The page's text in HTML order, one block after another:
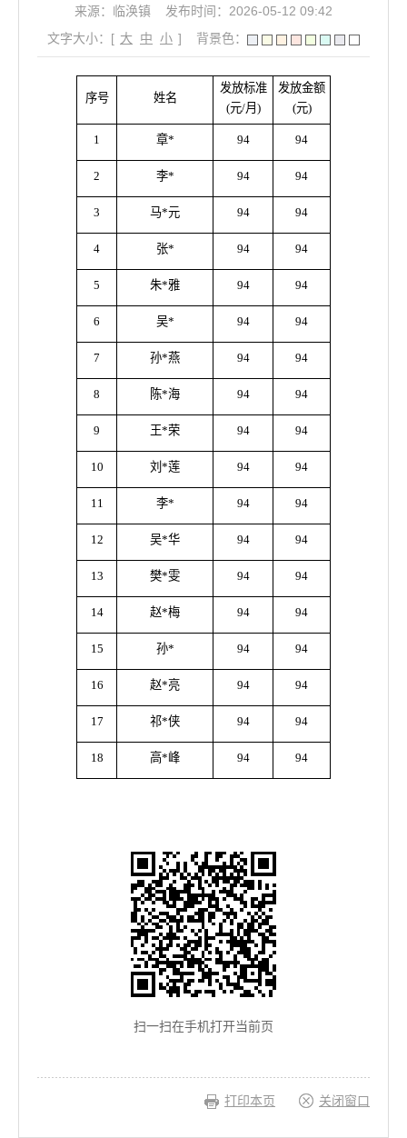
来源：临涣镇
发布时间：2026-05-12 09:42
文字大小：[ 大 中 小 ] 背景色：
序号 姓名
发放标准
(元/月)
发放金额
(元)
1 章* 94 94
2 李* 94 94
3 马*元 94 94
4 张* 94 94
5 朱*雅 94 94
6 吴* 94 94
7 孙*燕 94 94
8 陈*海 94 94
9 王*荣 94 94
10 刘*莲 94 94
11 李* 94 94
12 吴*华 94 94
13 樊*雯 94 94
14 赵*梅 94 94
15 孙* 94 94
16 赵*亮 94 94
17 祁*侠 94 94
18 高*峰 94 94
扫一扫在手机打开当前页
打印本页 关闭窗口